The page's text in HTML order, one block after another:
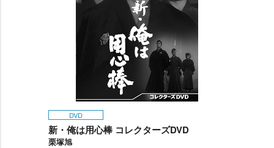
DVD
新・俺は用心棒 コレクターズDVD
栗塚旭